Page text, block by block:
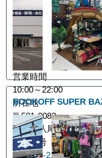
営業時間
10:00～22:00
所在地
〒581-0083
大阪府八尾市永畑町2-
電話番号
072-990-2151
BOOKOFF SUPER